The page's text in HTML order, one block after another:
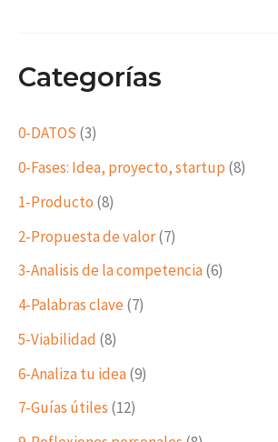
Categorías
0-DATOS (3)
0-Fases: Idea, proyecto, startup (8)
1-Producto (8)
2-Propuesta de valor(7)
3-Analisis de la competencia(6)
4-Palabras clave(7)
5-Viabilidad (8)
6-Analiza tu idea(9)
7-Guías útiles (12)